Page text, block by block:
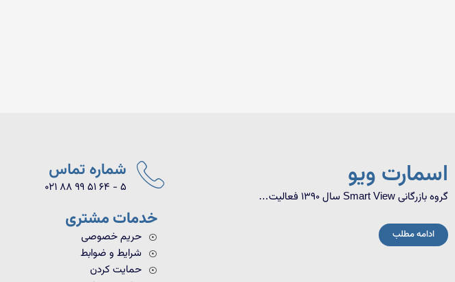
اسمارت ویو
گروه بازرگانی Smart View سال 1390 فعالیت…
ادامه مطلب
شماره تماس
021 88 99 51 64 - 5
خدمات مشتری
حریم خصوصی
شرایط و ضوابط
حمایت کردن